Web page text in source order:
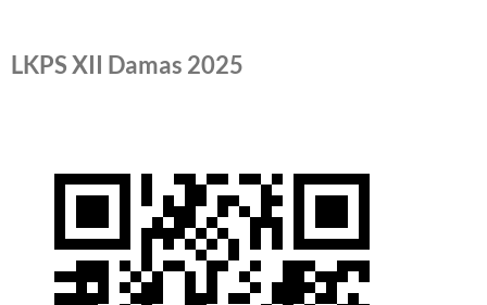
LKPS XII Damas 2025